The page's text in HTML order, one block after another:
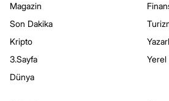
Magazin
Son Dakika
Kripto
3.Sayfa
Dünya
Yerel